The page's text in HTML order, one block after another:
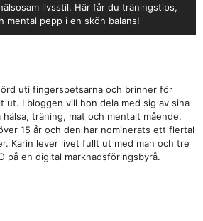
livsstil. Här får du träningstips,
mental pepp i en skön balans!
uti fingerspetsarna och brinner för
ut. I bloggen vill hon dela med sig av sina
träning, mat och mentalt mående.
15 år och den har nominerats ett flertal
Karin lever livet fullt ut med man och tre
på en digital marknadsföringsbyrå.